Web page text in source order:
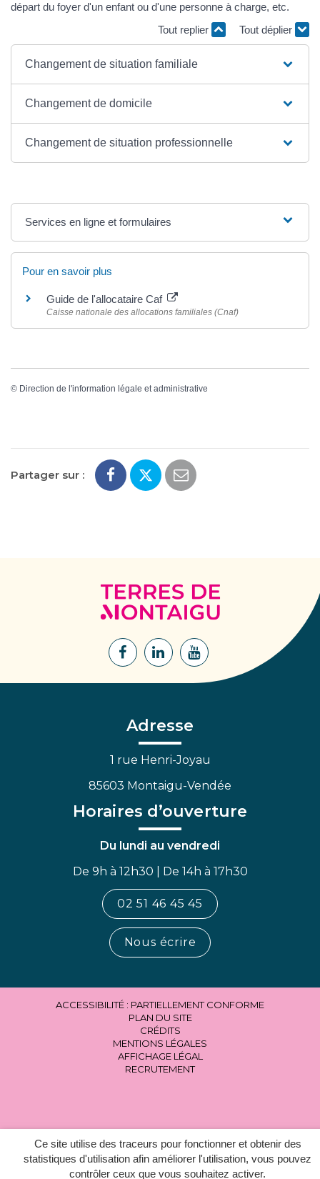
Ce site utilise des traceurs pour fonctionner et obtenir des
statistiques d'utilisation afin améliorer l'utilisation, vous pouvez
contrôler ceux que vous souhaitez activer.
départ du foyer d'un enfant ou d'une personne à charge, etc.
Tout replier
Tout déplier
Changement de situation familiale
Changement de domicile
Changement de situation professionnelle
Services en ligne et formulaires
Pour en savoir plus
Guide de l'allocataire Caf
Caisse nationale des allocations familiales (Cnaf)
© Direction de l'information légale et administrative
Partager sur :
Terres
de
Montaigu
Lien
Facebook
Lien
Lien
Adresse
1 rue Henri-Joyau
85603 Montaigu-Vendée
Horaires d’ouverture
Du lundi au vendredi
De 9h à 12h30 | De 14h à 17h30
02 51 46 45 45
Nous écrire
ACCESSIBILITÉ : PARTIELLEMENT CONFORME
PLAN DU SITE
CRÉDITS
MENTIONS LÉGALES
AFFICHAGE LÉGAL
RECRUTEMENT